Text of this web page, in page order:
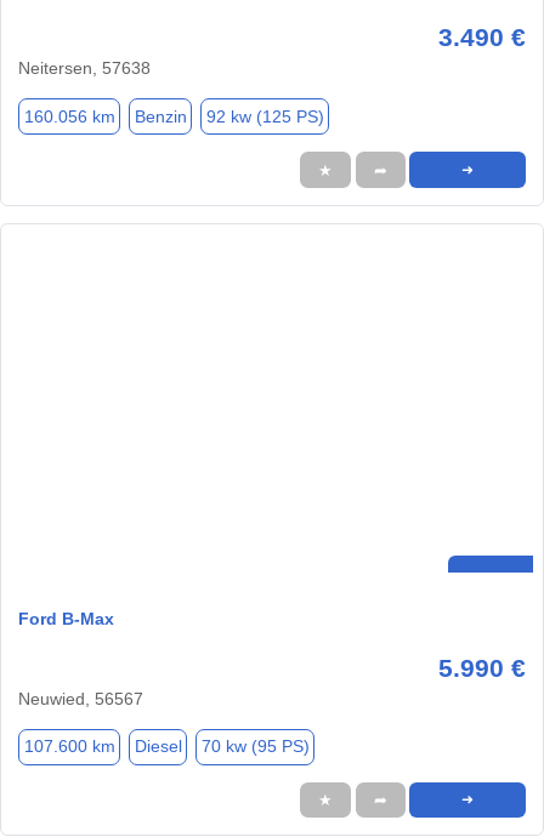
3.490 €
Neitersen, 57638
160.056 km Benzin 92 kw (125 PS)
★ ➦ ➜
Ford B-Max
5.990 €
Neuwied, 56567
107.600 km Diesel 70 kw (95 PS)
★ ➦ ➜